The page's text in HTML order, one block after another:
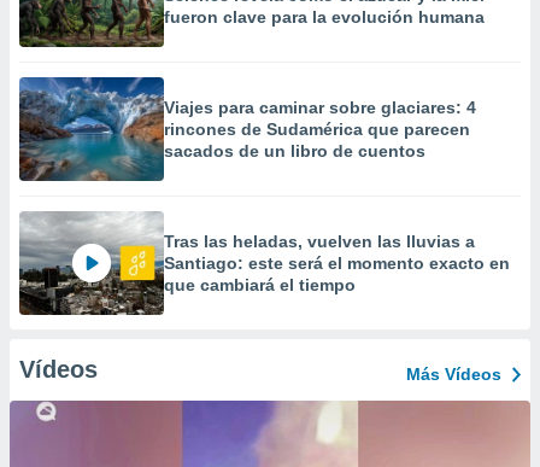
fueron clave para la evolución humana
Viajes para caminar sobre glaciares: 4
rincones de Sudamérica que parecen
sacados de un libro de cuentos
Tras las heladas, vuelven las lluvias a
Santiago: este será el momento exacto en
que cambiará el tiempo
Vídeos Más Vídeos